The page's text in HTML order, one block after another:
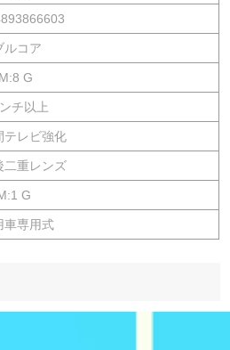
ルコア
G
チ以上
テレビ強化
二重レンズ
G
車専用式